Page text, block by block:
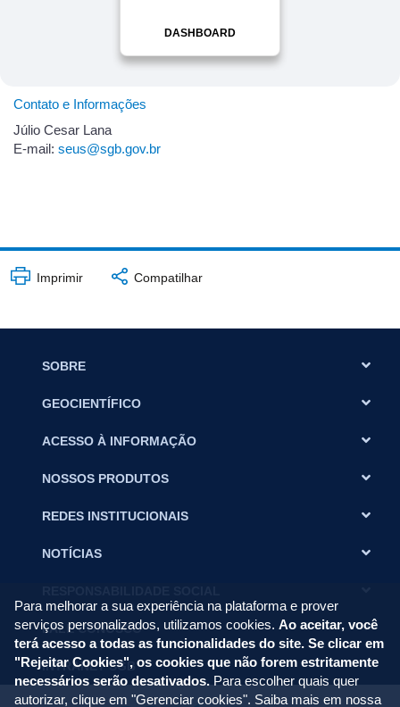
DASHBOARD
Contato e Informações
Júlio Cesar Lana
E-mail: seus@sgb.gov.br
Imprimir Compatilhar
SOBRE
GEOCIENTÍFICO
ACESSO À INFORMAÇÃO
NOSSOS PRODUTOS
REDES INSTITUCIONAIS
NOTÍCIAS
FALE CONOSCO
INTRANET SGB
Para melhorar a sua experiência na plataforma e prover
serviços personalizados, utilizamos cookies. Ao aceitar, você
terá acesso a todas as funcionalidades do site. Se clicar em
"Rejeitar Cookies", os cookies que não forem estritamente
necessários serão desativados. Para escolher quais quer
autorizar, clique em "Gerenciar cookies". Saiba mais em nossa